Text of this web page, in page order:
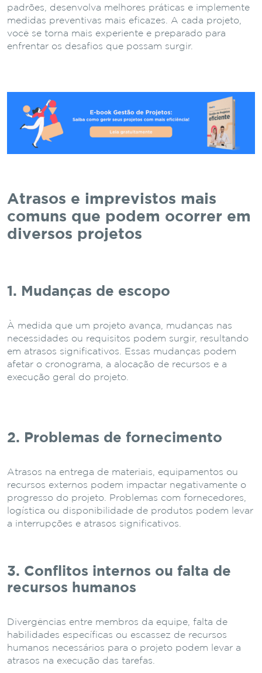
padrões, desenvolva melhores práticas e implemente
medidas preventivas mais eficazes. A cada projeto,
você se torna mais experiente e preparado para
enfrentar os desafios que possam surgir.
Atrasos e imprevistos mais
comuns que podem ocorrer em
diversos projetos
1. Mudanças de escopo
À medida que um projeto avança, mudanças nas
necessidades ou requisitos podem surgir, resultando
em atrasos significativos. Essas mudanças podem
afetar o cronograma, a alocação de recursos e a
execução geral do projeto.
2. Problemas de fornecimento
Atrasos na entrega de materiais, equipamentos ou
recursos externos podem impactar negativamente o
progresso do projeto. Problemas com fornecedores,
logística ou disponibilidade de produtos podem levar
a interrupções e atrasos significativos.
3. Conflitos internos ou falta de
recursos humanos
Divergências entre membros da equipe, falta de
habilidades específicas ou escassez de recursos
humanos necessários para o projeto podem levar a
atrasos na execução das tarefas.